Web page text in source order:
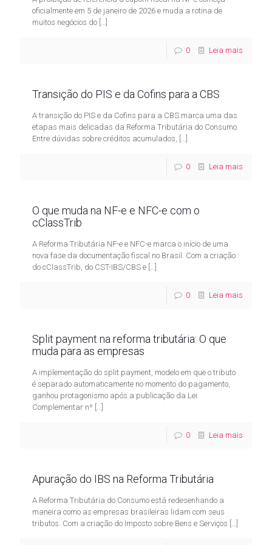
oficialmente em 5 de janeiro de 2026 e muda a rotina de
muitos negócios do […]
0 Leia mais
Transição do PIS e da Cofins para a CBS
A transição do PIS e da Cofins para a CBS marca uma das
etapas mais delicadas da Reforma Tributária do Consumo.
Entre dúvidas sobre créditos acumulados, […]
0 Leia mais
O que muda na NF-e e NFC-e com o
cClassTrib
A Reforma Tributária NF-e e NFC-e marca o início de uma
nova fase da documentação fiscal no Brasil. Com a criação
do cClassTrib, do CST-IBS/CBS e […]
0 Leia mais
Split payment na reforma tributária: O que
muda para as empresas
A implementação do split payment, modelo em que o tributo
é separado automaticamente no momento do pagamento,
ganhou protagonismo após a publicação da Lei
Complementar nº […]
0 Leia mais
Apuração do IBS na Reforma Tributária
A Reforma Tributária do Consumo está redesenhando a
maneira como as empresas brasileiras lidam com seus
tributos. Com a criação do Imposto sobre Bens e Serviços […]